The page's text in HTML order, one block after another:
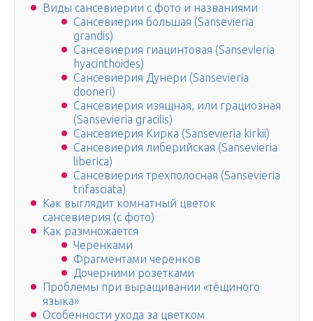
Виды сансевиерии с фото и названиями
Сансевиерия большая (Sansevieria
grandis)
Сансевиерия гиацинтовая (Sansevieria
hyacinthoides)
Сансевиерия Дунери (Sansevieria
dooneri)
Сансевиерия изящная, или грациозная
(Sansevieria gracilis)
Сансевиерия Кирка (Sansevieria kirkii)
Сансевиерия либерийская (Sansevieria
liberica)
Сансевиерия трехполосная (Sansevieria
trifasciata)
Как выглядит комнатный цветок
сансевиерия (с фото)
Как размножается
Черенками
Фрагментами черенков
Дочерними розетками
Проблемы при выращивании «тёщиного
языка»
Особенности ухода за цветком